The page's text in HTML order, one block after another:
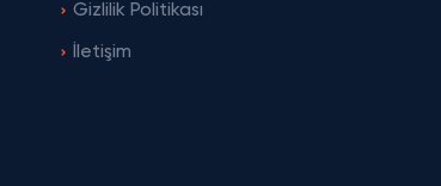
Gizlilik Politikası
İletişim